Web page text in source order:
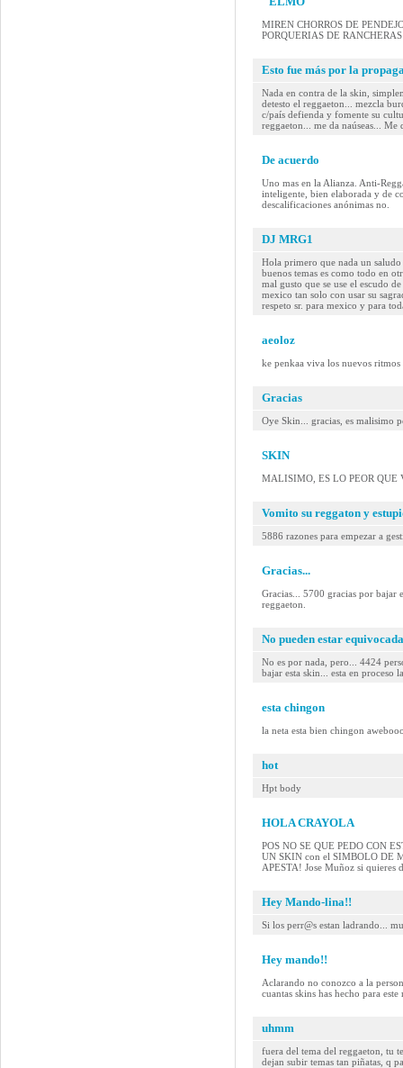
MIREN CHORROS DE
PORQUERIAS DE
Esto fue más por la
Nada en contra de la skin,
detesto el reggaeton... mezcla
c/país defienda y fomente su
reggaeton... me da naúseas...
De acuerdo
Uno mas en la Alianza. Anti-
inteligente, bien elaborada y de
descalificaciones anónimas no.
DJ MRG1
Hola primero que nada un
buenos temas es como todo en
mal gusto que se use el escudo
mexico tan solo con usar su
respeto sr. para mexico y para
aeoloz
ke penkaa viva los nuevos
Gracias
Oye Skin... gracias, es malisimo
SKIN
MALISIMO, ES LO PEOR QUE
Vomito su reggaton y
5886 razones para empezar a
Gracias...
Gracias... 5700 gracias por
reggaeton.
No pueden estar
No es por nada, pero... 4424
bajar esta skin... esta en proceso
esta chingon
la neta esta bien chingon
hot
Hpt body
HOLA CRAYOLA
POS NO SE QUE PEDO CON
UN SKIN con el SIMBOLO DE
APESTA! Jose Muñoz si quieres
Hey Mando-lina!!
Si los perr@s estan ladrando...
Hey mando!!
Aclarando no conozco a la
cuantas skins has hecho para
uhmm
fuera del tema del reggaeton, tu
dejan subir temas tan piñatas, q